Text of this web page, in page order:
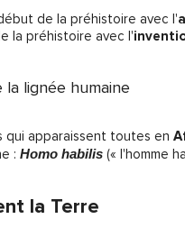
de la préhistoire avec l'
la préhistoire avec l'
lignée humaine
apparaissent toutes en
: Homo habilis (« l'homme
la Terre